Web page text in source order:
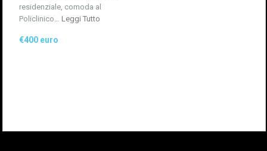
residenziale, comoda al
Policlinico… Leggi Tutto
€400 euro